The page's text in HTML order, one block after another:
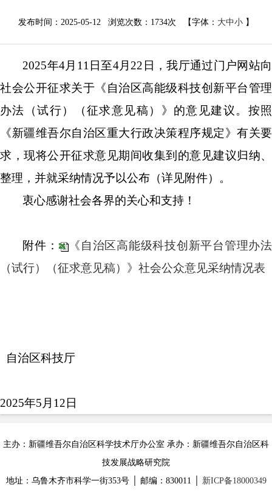
发布时间：2025-05-12 浏览次数： 1734次 【字体： 大中小 】
2025年4月 11 日至4月 22 日，我厅通过门户网站向
社会公开征求关于《自治区高能级科技创新平台管理
办法 （试行）
（征求意见稿）》的意见建议。按照
《新疆维吾尔自治区重大行政决策程序规定》有关要
求，现将公开征求意见期间收集到的意见建议归纳、
整理，并就采纳情况予以公布（详见附件）。
衷心感谢社会各界的关心和支持！
附件：
《自治区高能级科技创新平台管理办法
（试行）（征求意见稿）》社会公众意见采纳情况表
自治区科技厅
2025年5月12日
主办：新疆维吾尔自治区科学技术厅办公室 承办：新疆维吾尔自治区科
技发展战略研究院
地址：乌鲁木齐市科学一街353号 │ 邮编：830011 │ 新ICP备18000349